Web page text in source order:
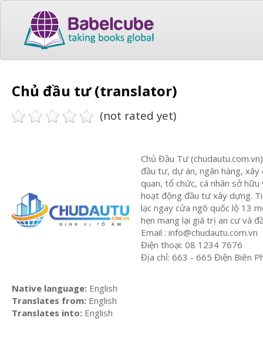
Chủ đầu tư (translator)
(not rated yet)
Chủ Đầu Tư
đầu tư, dự án, ngân hàng,
quan, tổ chức, cá nhân sở
hoạt động đầu tư xây dựng.
lạc ngay cửa ngõ quốc lộ 13
hẹn mang lại giá trị an cư và
Email : info@chudautu.com.vn
Điện thoại: 08 1234 7676
Địa chỉ: 663 - 665 Điện Biên
Native language: English
Translates from: English
Translates into: English